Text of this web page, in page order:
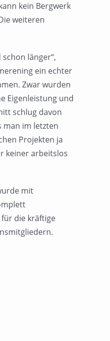
kein Bergwerk
weiteren
länger“,
ein echter
Zwar wurden
Eigenleistung und
schlug davon
man im letzten
Projekten ja
keiner arbeitslos
mit
die kräftige